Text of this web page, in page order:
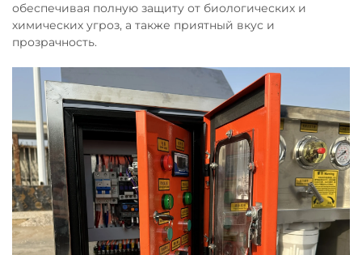
обеспечивая полную защиту от биологических и
химических угроз, а также приятный вкус и
прозрачность.